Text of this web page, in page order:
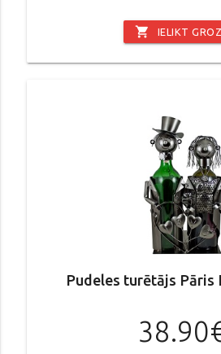
shopping_cart IELIKT
Pudeles turētājs Pāris